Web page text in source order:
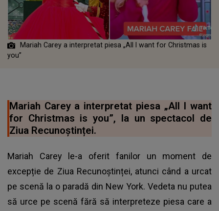
Mariah Carey a interpretat piesa „All I want for Christmas is
you”
Mariah Carey a interpretat piesa „All I want
for Christmas is you”, la un spectacol de
Ziua Recunoștinței.
Mariah Carey le-a oferit fanilor un moment de
excepție de Ziua Recunoștinței, atunci când a urcat
pe scenă la o paradă din New York. Vedeta nu putea
să urce pe scenă fără să interpreteze piesa care a